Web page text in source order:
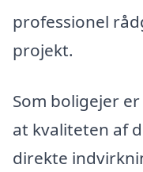
professionel
projekt.
Som boligejer
at kvaliteten af
direkte